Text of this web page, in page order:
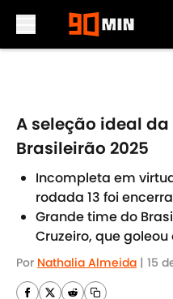
A seleção ideal da
Brasileirão 2025
Incompleta em
rodada 13 foi
Grande time do
Cruzeiro, que goleou
Por Nathalia Almeida | 15